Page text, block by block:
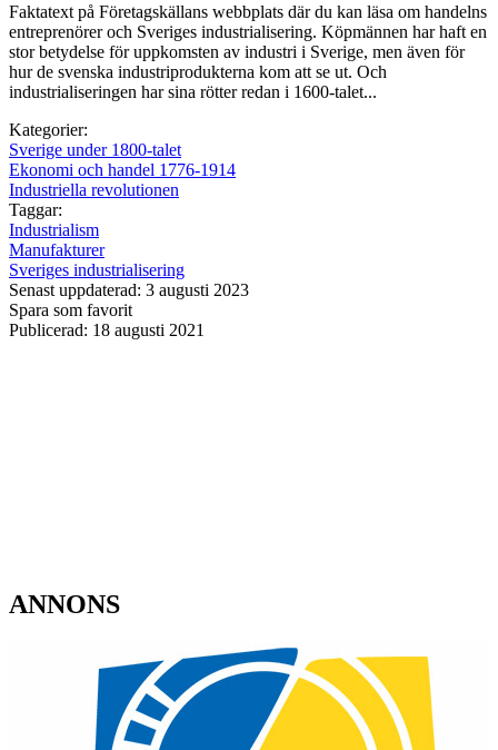
Faktatext på Företagskällans webbplats där du kan läsa om handelns
entreprenörer och Sveriges industrialisering. Köpmännen har haft en
stor betydelse för uppkomsten av industri i Sverige, men även för
hur de svenska industriprodukterna kom att se ut. Och
industrialiseringen har sina rötter redan i 1600-talet...
Kategorier:
Sverige under 1800-talet
Ekonomi och handel 1776-1914
Industriella revolutionen
Taggar:
Industrialism
Manufakturer
Sveriges industrialisering
Senast uppdaterad: 3 augusti 2023
Spara som favorit
Publicerad: 18 augusti 2021
ANNONS